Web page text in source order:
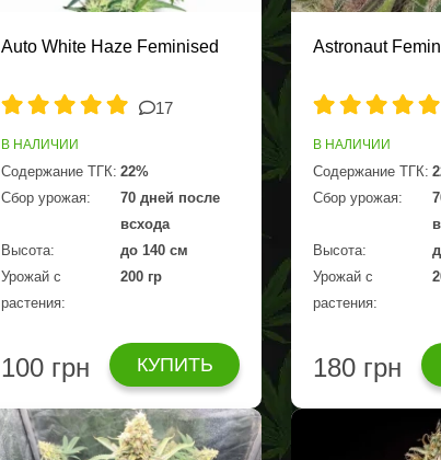
Auto White Haze Feminised
17
В НАЛИЧИИ
Содержание ТГК: 22%
Сбор урожая:
70 дней после
всхода
Высота:
до 140 см
Урожай с
растения:
200 гр
100 грн КУПИТЬ
Astronaut
В НАЛИЧИИ
Содержание ТГК:
Сбор урожая:
Высота:
Урожай с
растения:
180 грн